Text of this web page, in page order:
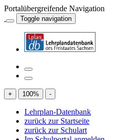
Portalübergreifende Navigation
Toggle navigation
+ 100% -
Lehrplan-Datenbank
zurück zur Startseite
zurück zur Schulart